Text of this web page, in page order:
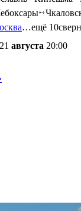
…ещё 10
августа 20:00